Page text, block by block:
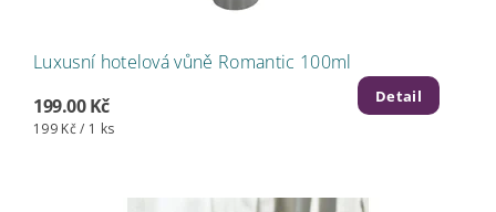
Luxusní hotelová vůně Romantic 100ml
199.00 Kč
199 Kč / 1 ks
Detail